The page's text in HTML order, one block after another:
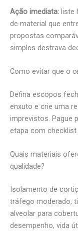
Ação imediata: liste
de material que
propostas
simples destrava
Como evitar que o
Defina escopos
enxuto e crie uma
imprevistos. Pague
etapa com
Quais materiais
qualidade?
Isolamento de
tráfego moderado,
alveolar para
desempenho, vida